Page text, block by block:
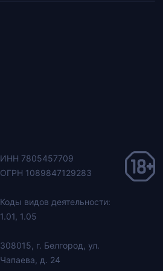
ИНН 7805457709
ОГРН 1089847129283
Коды видов деятельности:
1.01, 1.05
308015, г. Белгород, ул.
Чапаева, д. 24